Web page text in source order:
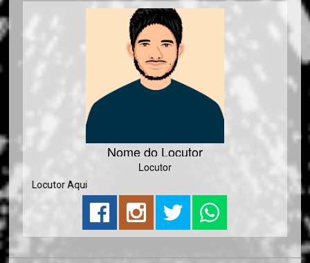
Nome do Locutor
Locutor
Locutor Aqui